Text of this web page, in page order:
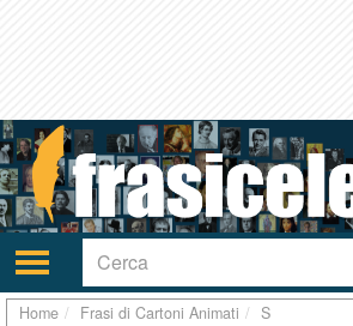
Attiva/disattiva
navigazione
Home Frasi di Cartoni Animati S